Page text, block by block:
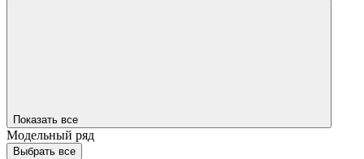
Показать все
Модельный ряд
Выбрать все